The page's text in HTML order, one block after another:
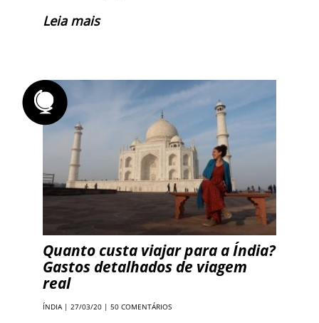
Leia mais
Quanto custa viajar para a Índia?
Gastos detalhados de viagem
real
ÍNDIA | 27/03/20 | 50 COMENTÁRIOS